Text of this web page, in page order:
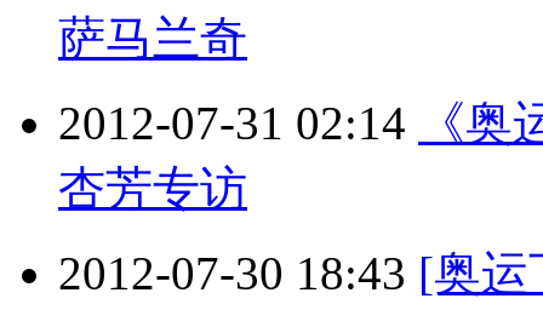
萨马兰奇
2012-07-31 02:14
《
杏芳专访
2012-07-30 18:43 [奥运